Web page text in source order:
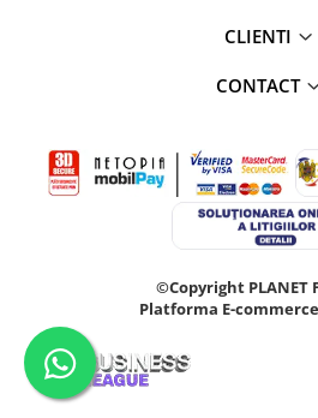
CLIENTI
CONTACT
©Copyright PLANET
Platforma E-